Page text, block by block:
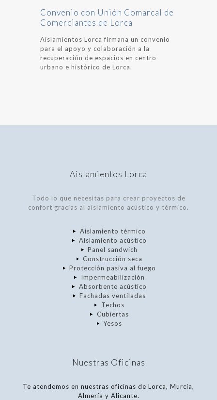
Convenio con Unión Comarcal de
Comerciantes de Lorca
Aislamientos Lorca firmana un convenio
para el apoyo y colaboración a la
recuperación de espacios en centro
urbano e histórico de Lorca.
Aislamientos Lorca
Todo lo que necesitas para crear proyectos de
confort gracias al aislamiento acústico y térmico.
Aislamiento térmico
Aislamiento acústico
Panel sandwich
Construcción seca
Protección pasiva al fuego
Impermeabilización
Absorbente acústico
Fachadas ventiladas
Techos
Cubiertas
Yesos
Nuestras Oficinas
Te atendemos en nuestras oficinas de Lorca, Murcia,
Almería y Alicante.